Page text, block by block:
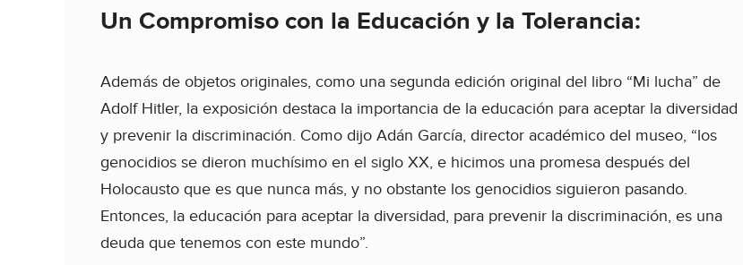
Un Compromiso con la Educación y la Tolerancia:
Además de objetos originales, como una segunda edición original del libro “Mi lucha” de
Adolf Hitler, la exposición destaca la importancia de la educación para aceptar la diversidad
y prevenir la discriminación. Como dijo Adán García, director académico del museo, “los
genocidios se dieron muchísimo en el siglo XX, e hicimos una promesa después del
Holocausto que es que nunca más, y no obstante los genocidios siguieron pasando.
Entonces, la educación para aceptar la diversidad, para prevenir la discriminación, es una
deuda que tenemos con este mundo”.